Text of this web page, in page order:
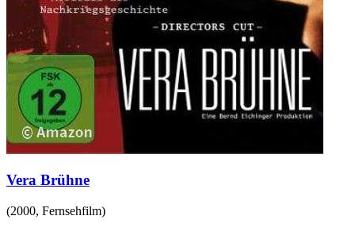
Vera Brühne
(2000, Fernsehfilm)